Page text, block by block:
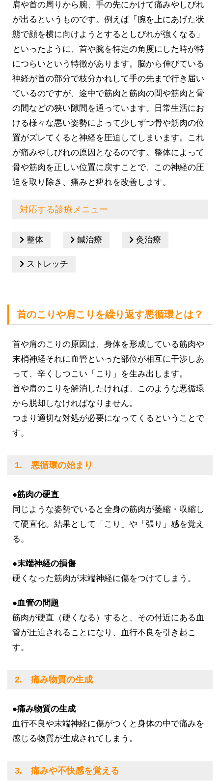
肩や首の周りから腕、手の先にかけて痛みやしびれ
が出るというものです。例えば「腕を上にあげた状
態で顔を横に向けようとするとしびれが強くなる」
といったように、首や腕を特定の角度にした時が特
につらいという特徴があります。脳から伸びている
神経が首の部分で枝分かれして手の先まで行き届い
ているのですが、途中で筋肉と筋肉の間や筋肉と骨
の間などの狭い隙間を通っています。日常生活にお
ける様々な悪い姿勢によって少しずつ骨や筋肉の位
置がズレてくると神経を圧迫してしまいます。これ
が痛みやしびれの原因となるのです。整体によって
骨や筋肉を正しい位置に戻すことで、この神経の圧
迫を取り除き、痛みと痺れを改善します。
対応する診療メニュー
整体 鍼治療 灸治療
ストレッチ
首のこりや肩こりを繰り返す悪循環とは？
首や肩のこりの原因は、身体を形成している筋肉や
末梢神経それに血管といった部位が相互に干渉しあ
って、辛くしつこい「こり」を生み出します。
首や肩のこりを解消したければ、このような悪循環
から脱却しなければなりません。
つまり適切な対処が必要になってくるということで
す。
1. 悪循環の始まり
●筋肉の硬直
同じような姿勢でいると全身の筋肉が萎縮・収縮し
て硬直化。結果として「こり」や「張り」感を覚え
る。
●末端神経の損傷
硬くなった筋肉が末端神経に傷をつけてしまう。
●血管の問題
筋肉が硬直（硬くなる）すると、その付近にある血
管が圧迫されることになり、血行不良を引き起こ
す。
2. 痛み物質の生成
●痛み物質の生成
血行不良や末端神経に傷がつくと身体の中で痛みを
感じる物質が生成されてしまう。
3. 痛みや不快感を覚える